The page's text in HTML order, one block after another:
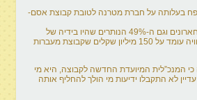
אי שם לפני שנתיים כבר, התבשרנו כי מעברות מוכרת 51% מנפח בעלותה על חברת מטרנה לטובת קבוצת אסם-
כעת, החדשות מדווחות, הפעימה השנייה של העסקה בשבלי השלמה חארונים וגם ה-49% הנותרים שהיו בידיה של
קבוצת מעברות, ככל הנראה יועברו גם הם לידיה של אסם בעסקה ששוויה עומד על 150 מיליון שקלים שקבוצת מעברות
המנכ”לית המיועדת החדשה לקבוצה, היא מי
לא התקבלו ידיעות מי הולך להחליף אותה